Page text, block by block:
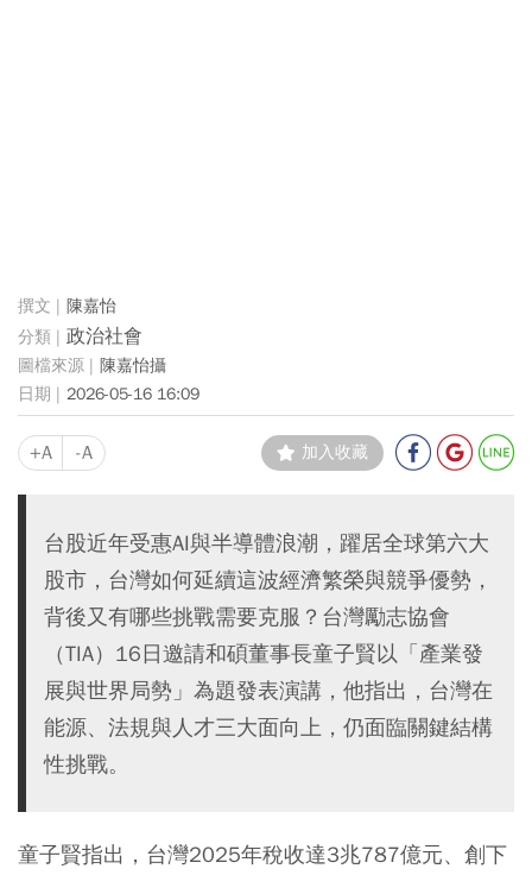
陳嘉怡
政治社會
陳嘉怡攝
2026-05-16 16:09
+A -A 加入收藏
台股近年受惠AI與半導體浪潮，躍居全球第六大
股市，台灣如何延續這波經濟繁榮與競爭優勢，
背後又有哪些挑戰需要克服？台灣勵志協會
（TIA）16日邀請和碩董事長童子賢以「產業發
展與世界局勢」為題發表演講，他指出，台灣在
能源、法規與人才三大面向上，仍面臨關鍵結構
性挑戰。
童子賢指出，台灣2025年稅收達3兆787億元、創下